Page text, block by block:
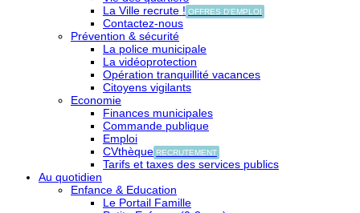
La Ville recrute ! OFFRES D'EMPLOI
Contactez-nous
Prévention & sécurité
La police municipale
La vidéoprotection
Opération tranquillité vacances
Citoyens vigilants
Economie
Finances municipales
Commande publique
Emploi
CVthèque RECRUTEMENT
Tarifs et taxes des services publics
Au quotidien
Enfance & Education
Le Portail Famille